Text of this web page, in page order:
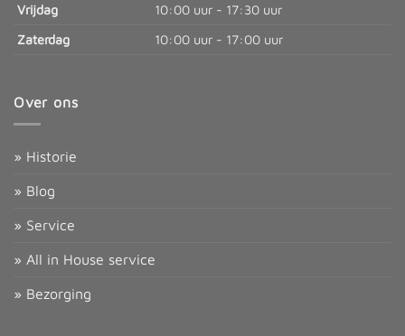
Vrijdag
10:00 uur - 17:30 uur
Zaterdag
10:00 uur - 17:00 uur
Over ons
» Historie
» Blog
» Service
» All in House service
» Bezorging